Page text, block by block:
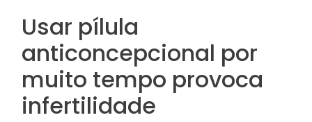
Usar pílula
anticoncepcional por
muito tempo provoca
infertilidade